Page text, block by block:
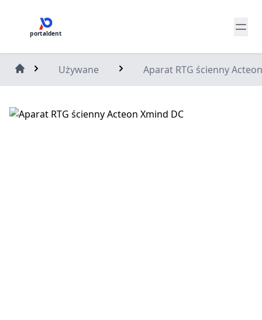
portaldent
Używane Aparat RTG ścienny